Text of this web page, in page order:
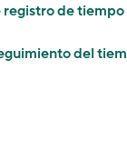
registro de tiempo
del